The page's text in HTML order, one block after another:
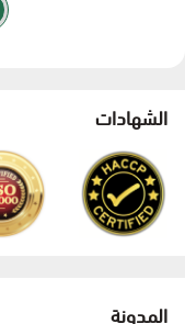
الشهادات
المدونة